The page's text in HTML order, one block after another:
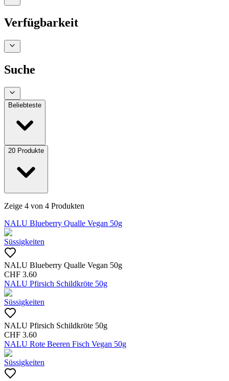
Verfügbarkeit
Suche
Beliebteste
20 Produkte
Zeige 4 von 4 Produkten
NALU Blueberry Qualle Vegan 50g
Süssigkeiten
NALU Blueberry Qualle Vegan 50g
CHF 3.60
NALU Pfirsich Schildkröte 50g
Süssigkeiten
NALU Pfirsich Schildkröte 50g
CHF 3.60
NALU Rote Beeren Fisch Vegan 50g
Süssigkeiten